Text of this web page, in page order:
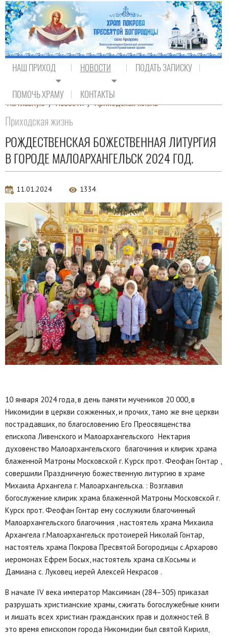
НАШ ПРИХОД НОВОСТИ ПОДАТЬ ЗАПИСКУ
ПОМОЧЬ ХРАМУ КОНТАКТЫ
На главную / Новости / Приходская жизнь
Приходская жизнь
РОЖДЕСТВЕНСКАЯ БОЖЕСТВЕННАЯ ЛИТУРГИЯ
В ГОРОДЕ МАЛОАРХАНГЕЛЬСК 2024 ГОД.
11.01.2024 1334
10 января 2024 года, в день памяти мучеников 20 000, в
Никомидии в церкви сожженных, и прочих, тамо же вне церкви
пострадавших, по благословению Его Преосвященства
епископа Ливенского и Малоархангельского Нектария
духовенство Малоархангельского благочиния и клирик храма
блаженной Матроны Московской г. Курск прот. Феофан Гонтар ,
совершили Праздничную божественную литургию в храме
Михаила Архангела г. Малоархангельска. : Возглавил
богослужение клирик храма блаженной Матроны Московской г.
Курск прот. Феофан Гонтар ему сослужили благочинный
Малоархангельского благочиния , настоятель храма Михаила
Архангела г.Малоархангельск протоиерей Николай Гонтар,
настоятель храма Покрова Пресвятой Богородицы с.Архарово
иеромонах Ефрем Босых, настоятель храма св.Косьмы и
Дамиана с. Луковец иерей Алексей Некрасов .
В начале IV века император Максимиан (284–305) приказал
разрушать христианские храмы, сжигать богослужебные книги
и лишать всех христиан гражданских прав и должностей. В
это время епископом города Никомидии был святой Кирилл,